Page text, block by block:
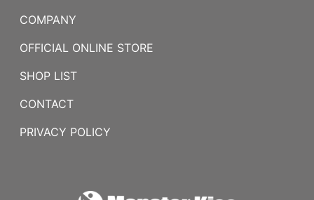
COMPANY
OFFICIAL ONLINE STORE
SHOP LIST
CONTACT
PRIVACY POLICY